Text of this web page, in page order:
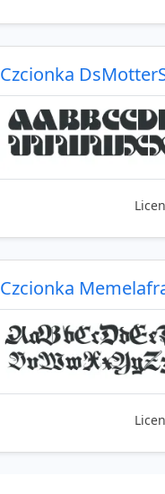
Czcionka
Czcionka